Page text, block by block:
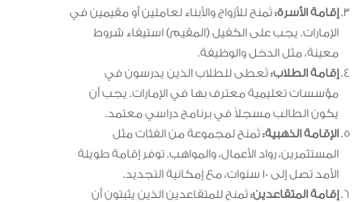
إقامة الأسرة:تُمنح للأزواج والأبناء لعاملين أو مقيمين في
الإمارات. يجب على الكفيل (المقيم) استيفاء شروط
معينة، مثل الدخل والوظيفة.
إقامة الطلاب:تُعطى للطلاب الذين يدرسون في
مؤسسات تعليمية معترف بها في الإمارات. يجب أن
يكون الطالب مسجلاً في برنامج دراسي معتمد.
الإقامة الذهبية:تُمنح لمجموعة من الفئات مثل
المستثمرين، رواد الأعمال، والمواهب. توفر إقامة طويلة
الأمد تصل إلى 10 سنوات، مع إمكانية التجديد.
إقامة المتقاعدين:تُمنح للمتقاعدين الذين يثبتون أن